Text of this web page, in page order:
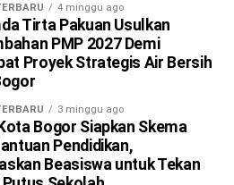
Sasaran berarti layanan
dengan masyarakat. Jika
mendatangi puskesmas, kini
langsung ke lokasi kegiatan
petugas kesehatan bergerak
Adaptif berarti layanan
4 minggu ago
Tirta Pakuan Usulkan
PMP 2027 Demi
Proyek Strategis Air Bersih
3 minggu ago
Bogor Siapkan Skema
Pendidikan,
Beasiswa untuk Tekan